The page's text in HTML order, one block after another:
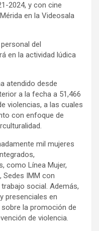
2024, y con cine
en la Videosala
del
en la actividad lúdica
atendido desde
a la fecha a 51,466
violencias, a las cuales
con enfoque de
mil mujeres
como Línea Mujer,
Sedes IMM con
social. Además,
presenciales en
la promoción de
de violencia.